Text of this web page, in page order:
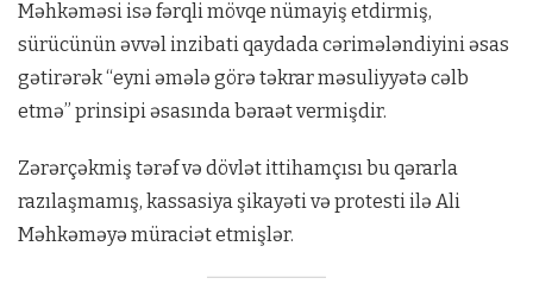
Məhkəməsi isə fərqli mövqe nümayiş etdirmiş,
sürücünün əvvəl inzibati qaydada cərimələndiyini əsas
gətirərək “eyni əmələ görə təkrar məsuliyyətə cəlb
etmə” prinsipi əsasında bəraət vermişdir.
Zərərçəkmiş tərəf və dövlət ittihamçısı bu qərarla
razılaşmamış, kassasiya şikayəti və protesti ilə Ali
Məhkəməyə müraciət etmişlər.